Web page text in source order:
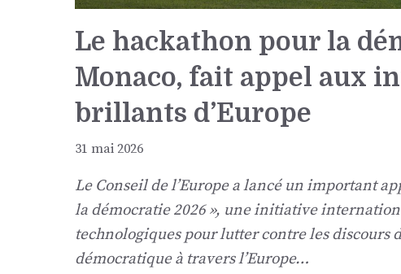
Le hackathon pour la
Monaco, fait appel aux
brillants d’Europe
31 mai 2026
Le Conseil de l’Europe a lancé un important
la démocratie 2026 », une initiative
technologiques pour lutter contre les
démocratique à travers l’Europe…